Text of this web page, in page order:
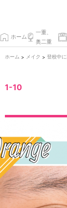
ホーム
一重、
奥二重
ホーム > メイク >
1-10